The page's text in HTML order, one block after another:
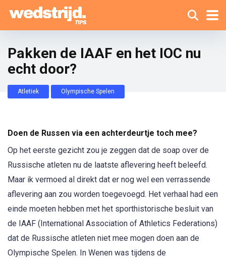
Pakken de IAAF en het IOC nu
echt door?
Atletiek Olympische Spelen
Doen de Russen via een achterdeurtje toch mee?
Op het eerste gezicht zou je zeggen dat de soap over de
Russische atleten nu de laatste aflevering heeft beleefd.
Maar ik vermoed al direkt dat er nog wel een verrassende
aflevering aan zou worden toegevoegd. Het verhaal had een
einde moeten hebben met het sporthistorische besluit van
de IAAF (International Association of Athletics Federations)
dat de Russische atleten niet mee mogen doen aan de
Olympische Spelen. In Wenen was tijdens de